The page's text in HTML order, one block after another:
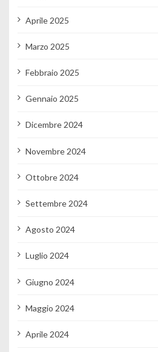
Aprile 2025
Marzo 2025
Febbraio 2025
Gennaio 2025
Dicembre 2024
Novembre 2024
Ottobre 2024
Settembre 2024
Agosto 2024
Luglio 2024
Giugno 2024
Maggio 2024
Aprile 2024